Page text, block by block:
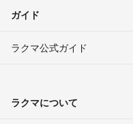
ガイド
ラクマ公式ガイド
ラクマについて